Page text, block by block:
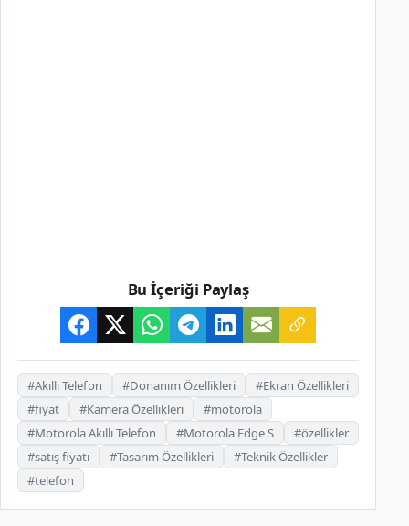
Bu İçeriği Paylaş
#Akıllı Telefon #Donanım Özellikleri
#Ekran Özellikleri
#fiyat
#Kamera Özellikleri
#motorola
#Motorola Akıllı Telefon
#Motorola Edge S
#özellikler
#satış fiyatı
#Tasarım Özellikleri
#Teknik Özellikler
#telefon